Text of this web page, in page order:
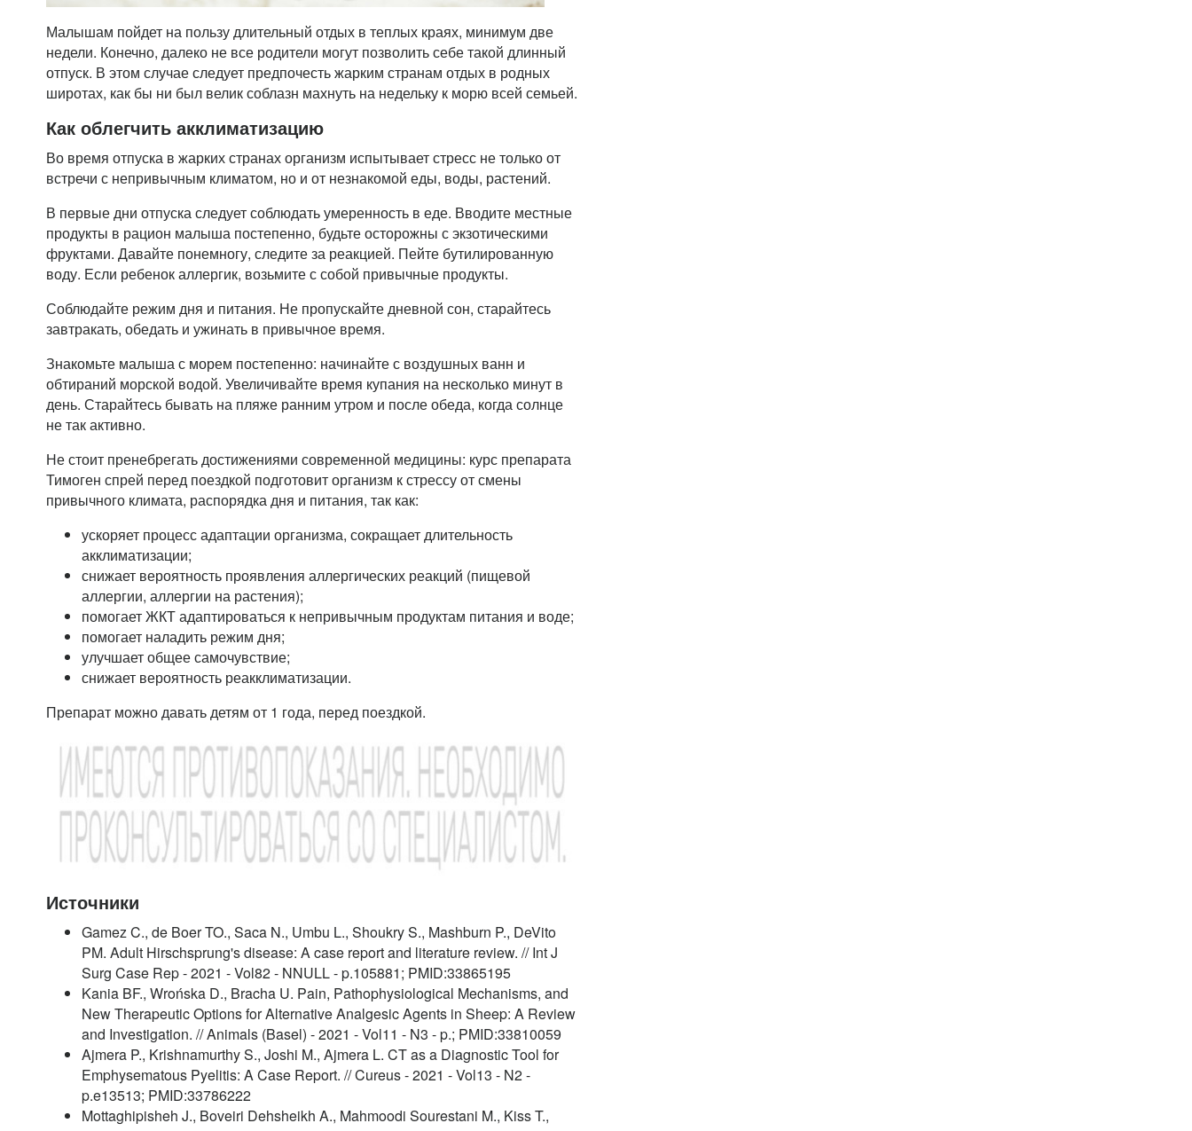
Малышам пойдет на пользу длительный отдых в теплых краях, минимум две
недели. Конечно, далеко не все родители могут позволить себе такой длинный
отпуск. В этом случае следует предпочесть жарким странам отдых в родных
широтах, как бы ни был велик соблазн махнуть на недельку к морю всей семьей.
Как облегчить акклиматизацию
Во время отпуска в жарких странах организм испытывает стресс не только от
встречи с непривычным климатом, но и от незнакомой еды, воды, растений.
В первые дни отпуска следует соблюдать умеренность в еде. Вводите местные
продукты в рацион малыша постепенно, будьте осторожны с экзотическими
фруктами. Давайте понемногу, следите за реакцией. Пейте бутилированную
воду. Если ребенок аллергик, возьмите с собой привычные продукты.
Соблюдайте режим дня и питания. Не пропускайте дневной сон, старайтесь
завтракать, обедать и ужинать в привычное время.
Знакомьте малыша с морем постепенно: начинайте с воздушных ванн и
обтираний морской водой. Увеличивайте время купания на несколько минут в
день. Старайтесь бывать на пляже ранним утром и после обеда, когда солнце
не так активно.
Не стоит пренебрегать достижениями современной медицины: курс препарата
Тимоген спрей перед поездкой подготовит организм к стрессу от смены
привычного климата, распорядка дня и питания, так как:
ускоряет процесс адаптации организма, сокращает длительность
акклиматизации;
снижает вероятность проявления аллергических реакций (пищевой
аллергии, аллергии на растения);
помогает ЖКТ адаптироваться к непривычным продуктам питания и воде;
помогает наладить режим дня;
улучшает общее самочувствие;
снижает вероятность реакклиматизации.
Препарат можно давать детям от 1 года, перед поездкой.
Источники
Gamez C., de Boer TO., Saca N., Umbu L., Shoukry S., Mashburn P., DeVito
PM. Adult Hirschsprung's disease: A case report and literature review. // Int J
Surg Case Rep - 2021 - Vol82 - NNULL - p.105881; PMID:33865195
Kania BF., Wrońska D., Bracha U. Pain, Pathophysiological Mechanisms, and
New Therapeutic Options for Alternative Analgesic Agents in Sheep: A Review
and Investigation. // Animals (Basel) - 2021 - Vol11 - N3 - p.; PMID:33810059
Ajmera P., Krishnamurthy S., Joshi M., Ajmera L. CT as a Diagnostic Tool for
Emphysematous Pyelitis: A Case Report. // Cureus - 2021 - Vol13 - N2 -
p.e13513; PMID:33786222
Mottaghipisheh J., Boveiri Dehsheikh A., Mahmoodi Sourestani M., Kiss T.,